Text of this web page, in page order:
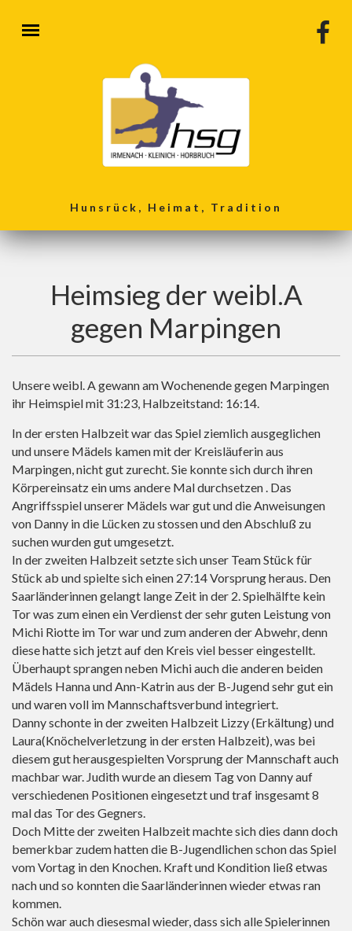
Hunsrück, Heimat, Tradition
Heimsieg der weibl.A
gegen Marpingen
Unsere weibl. A gewann am Wochenende gegen Marpingen
ihr Heimspiel mit 31:23, Halbzeitstand: 16:14.
In der ersten Halbzeit war das Spiel ziemlich ausgeglichen
und unsere Mädels kamen mit der Kreisläuferin aus
Marpingen, nicht gut zurecht. Sie konnte sich durch ihren
Körpereinsatz ein ums andere Mal durchsetzen . Das
Angriffsspiel unserer Mädels war gut und die Anweisungen
von Danny in die Lücken zu stossen und den Abschluß zu
suchen wurden gut umgesetzt.
In der zweiten Halbzeit setzte sich unser Team Stück für
Stück ab und spielte sich einen 27:14 Vorsprung heraus. Den
Saarländerinnen gelangt lange Zeit in der 2. Spielhälfte kein
Tor was zum einen ein Verdienst der sehr guten Leistung von
Michi Riotte im Tor war und zum anderen der Abwehr, denn
diese hatte sich jetzt auf den Kreis viel besser eingestellt.
Überhaupt sprangen neben Michi auch die anderen beiden
Mädels Hanna und Ann-Katrin aus der B-Jugend sehr gut ein
und waren voll im Mannschaftsverbund integriert.
Danny schonte in der zweiten Halbzeit Lizzy (Erkältung) und
Laura(Knöchelverletzung in der ersten Halbzeit), was bei
diesem gut herausgespielten Vorsprung der Mannschaft auch
machbar war. Judith wurde an diesem Tag von Danny auf
verschiedenen Positionen eingesetzt und traf insgesamt 8
mal das Tor des Gegners.
Doch Mitte der zweiten Halbzeit machte sich dies dann doch
bemerkbar zudem hatten die B-Jugendlichen schon das Spiel
vom Vortag in den Knochen. Kraft und Kondition ließ etwas
nach und so konnten die Saarländerinnen wieder etwas ran
kommen.
Schön war auch diesesmal wieder, dass sich alle Spielerinnen